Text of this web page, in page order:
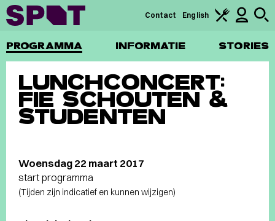
PROGRAMMA INFORMATIE STORIES
Contact English
LUNCHCONCERT:
FIE SCHOUTEN &
STUDENTEN
Woensdag 22 maart 2017
start programma
(Tijden zijn indicatief en kunnen wijzigen)